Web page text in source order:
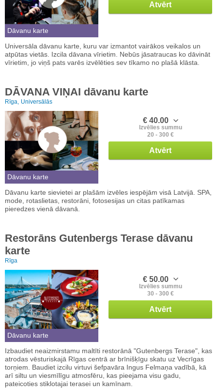
Dāvanu karte
Atvērt
Universāla dāvanu karte, kuru var izmantot vairākos veikalos un
atpūtas vietās. Izcila dāvana vīrietim. Nebūs jāsatraucas ko dāvināt
vīrietim, jo viņš pats varēs izvēlēties sev tīkamo no plašā klāsta.
DĀVANA VIŅAI dāvanu karte
Rīga, Universālās
Dāvanu karte
€ 40.00
Izvēlies summu
20 - 300 €
Atvērt
Dāvanu karte sievietei ar plašām izvēles iespējām visā Latvijā. SPA,
mode, rotaslietas, restorāni, fotosesijas un citas patīkamas
pieredzes vienā dāvanā.
Restorāns Gutenbergs Terase dāvanu
karte
Rīga
Dāvanu karte
€ 50.00
Izvēlies summu
30 - 300 €
Atvērt
Izbaudiet neaizmirstamu maltīti restorānā "Gutenbergs Terase", kas
atrodas vēsturiskajā Rīgas centrā ar brīnišķīgu skatu uz Vecrīgas
torņiem. Baudiet izcilu virtuvi šefpavāra Ingus Felmaņa vadībā, kā
arī siltu un viesmīlīgu atmosfēru, kas pieejama visu gadu,
pateicoties stiklotajai terasei un kamīnam.